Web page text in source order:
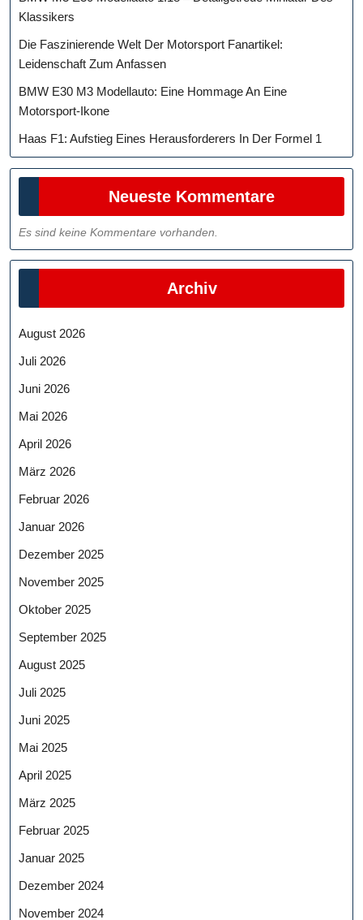
Klassikers
Die Faszinierende Welt Der Motorsport Fanartikel:
Leidenschaft Zum Anfassen
BMW E30 M3 Modellauto: Eine Hommage An Eine
Motorsport-Ikone
Haas F1: Aufstieg Eines Herausforderers In Der Formel 1
Neueste Kommentare
Es sind keine Kommentare vorhanden.
Archiv
August 2026
Juli 2026
Juni 2026
Mai 2026
April 2026
März 2026
Februar 2026
Januar 2026
Dezember 2025
November 2025
Oktober 2025
September 2025
August 2025
Juli 2025
Juni 2025
Mai 2025
April 2025
März 2025
Februar 2025
Januar 2025
Dezember 2024
November 2024